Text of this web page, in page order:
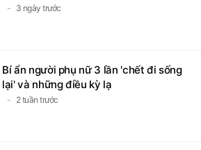
3 ngày trước
Bí ẩn người phụ nữ 3 lần 'chết đi sống
lại' và những điều kỳ lạ
2 tuần trước